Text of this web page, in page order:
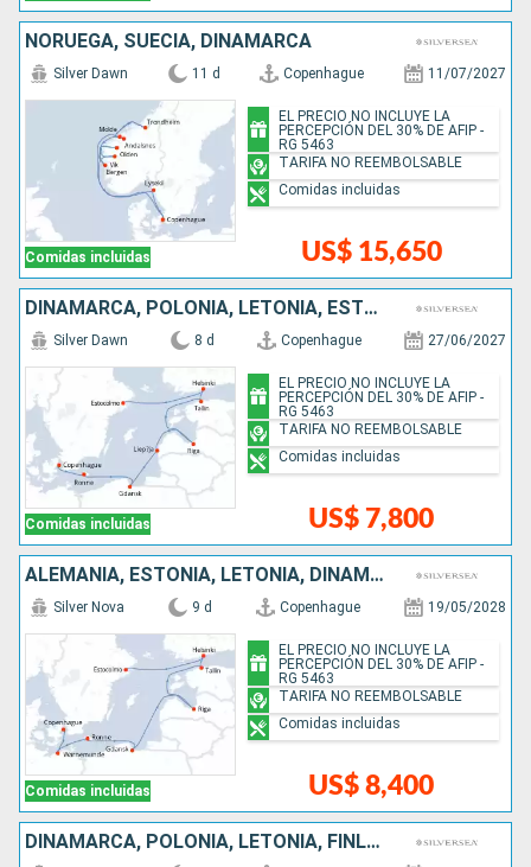
NORUEGA, SUECIA, DINAMARCA
Comidas incluidas
Silver Dawn 11 d Copenhague 11/07/2027
US$ 15,650
EL PRECIO NO INCLUYE LA
PERCEPCIÓN DEL 30% DE AFIP -
RG 5463
TARIFA NO REEMBOLSABLE
Comidas incluidas
DINAMARCA, POLONIA, LETONIA, ESTONIA, FINLANDIA, SUECIA
Comidas incluidas
Silver Dawn 8 d Copenhague 27/06/2027
US$ 7,800
EL PRECIO NO INCLUYE LA
PERCEPCIÓN DEL 30% DE AFIP -
RG 5463
TARIFA NO REEMBOLSABLE
Comidas incluidas
ALEMANIA, ESTONIA, LETONIA, DINAMARCA, SUECIA, POLONIA, FINLANDIA
Comidas incluidas
Silver Nova 9 d Copenhague 19/05/2028
US$ 8,400
EL PRECIO NO INCLUYE LA
PERCEPCIÓN DEL 30% DE AFIP -
RG 5463
TARIFA NO REEMBOLSABLE
Comidas incluidas
DINAMARCA, POLONIA, LETONIA, FINLANDIA, ESTONIA, SUECIA